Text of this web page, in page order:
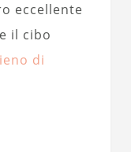
eccellente
il cibo
di